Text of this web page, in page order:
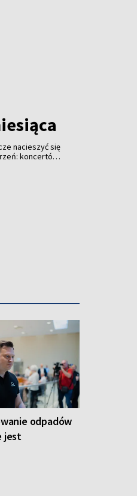
nacieszyć się
koncertów,
odpadów
jest